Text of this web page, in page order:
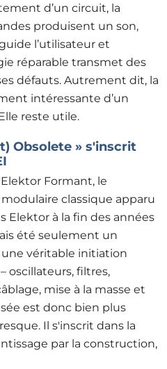
d’un circuit, la
produisent un son,
l’utilisateur et
réparable transmet des
défauts. Autrement dit, la
intéressante d’un
reste utile.
Obsolete » s'inscrit
Formant, le
classique apparu
Elektor à la fin des années
été seulement un
véritable initiation
oscillateurs, filtres,
mise à la masse et
est donc bien plus
Il s'inscrit dans la
par la construction,